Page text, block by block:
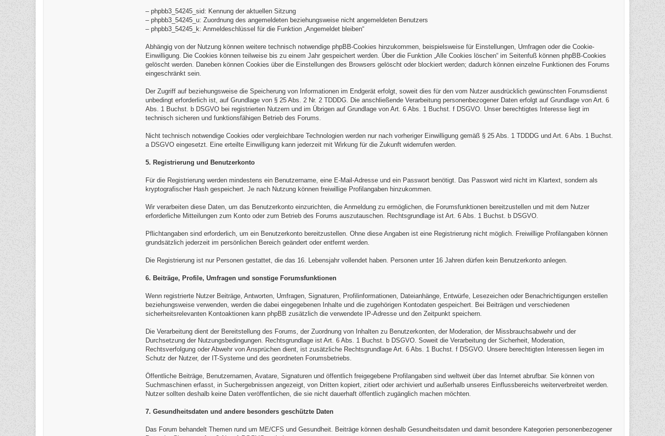
– phpbb3_54245_sid: Kennung der aktuellen Sitzung
– phpbb3_54245_u: Zuordnung des angemeldeten beziehungsweise nicht angemeldeten Benutzers
– phpbb3_54245_k: Anmeldeschlüssel für die Funktion „Angemeldet bleiben“
Abhängig von der Nutzung können weitere technisch notwendige phpBB-Cookies hinzukommen, beispielsweise für Einstellungen, Umfragen oder die Cookie-
Einwilligung. Die Cookies können teilweise bis zu einem Jahr gespeichert werden. Über die Funktion „Alle Cookies löschen“ im Seitenfuß können phpBB-Cookies
gelöscht werden. Daneben können Cookies über die Einstellungen des Browsers gelöscht oder blockiert werden; dadurch können einzelne Funktionen des Forums
eingeschränkt sein.
Der Zugriff auf beziehungsweise die Speicherung von Informationen im Endgerät erfolgt, soweit dies für den vom Nutzer ausdrücklich gewünschten Forumsdienst
unbedingt erforderlich ist, auf Grundlage von § 25 Abs. 2 Nr. 2 TDDDG. Die anschließende Verarbeitung personenbezogener Daten erfolgt auf Grundlage von Art. 6
Abs. 1 Buchst. b DSGVO bei registrierten Nutzern und im Übrigen auf Grundlage von Art. 6 Abs. 1 Buchst. f DSGVO. Unser berechtigtes Interesse liegt im
technisch sicheren und funktionsfähigen Betrieb des Forums.
Nicht technisch notwendige Cookies oder vergleichbare Technologien werden nur nach vorheriger Einwilligung gemäß § 25 Abs. 1 TDDDG und Art. 6 Abs. 1 Buchst.
a DSGVO eingesetzt. Eine erteilte Einwilligung kann jederzeit mit Wirkung für die Zukunft widerrufen werden.
5. Registrierung und Benutzerkonto
Für die Registrierung werden mindestens ein Benutzername, eine E-Mail-Adresse und ein Passwort benötigt. Das Passwort wird nicht im Klartext, sondern als
kryptografischer Hash gespeichert. Je nach Nutzung können freiwillige Profilangaben hinzukommen.
Wir verarbeiten diese Daten, um das Benutzerkonto einzurichten, die Anmeldung zu ermöglichen, die Forumsfunktionen bereitzustellen und mit dem Nutzer
erforderliche Mitteilungen zum Konto oder zum Betrieb des Forums auszutauschen. Rechtsgrundlage ist Art. 6 Abs. 1 Buchst. b DSGVO.
Pflichtangaben sind erforderlich, um ein Benutzerkonto bereitzustellen. Ohne diese Angaben ist eine Registrierung nicht möglich. Freiwillige Profilangaben können
grundsätzlich jederzeit im persönlichen Bereich geändert oder entfernt werden.
Die Registrierung ist nur Personen gestattet, die das 16. Lebensjahr vollendet haben. Personen unter 16 Jahren dürfen kein Benutzerkonto anlegen.
6. Beiträge, Profile, Umfragen und sonstige Forumsfunktionen
Wenn registrierte Nutzer Beiträge, Antworten, Umfragen, Signaturen, Profilinformationen, Dateianhänge, Entwürfe, Lesezeichen oder Benachrichtigungen erstellen
beziehungsweise verwenden, werden die dabei eingegebenen Inhalte und die zugehörigen Kontodaten gespeichert. Bei Beiträgen und verschiedenen
sicherheitsrelevanten Kontoaktionen kann phpBB zusätzlich die verwendete IP-Adresse und den Zeitpunkt speichern.
Die Verarbeitung dient der Bereitstellung des Forums, der Zuordnung von Inhalten zu Benutzerkonten, der Moderation, der Missbrauchsabwehr und der
Durchsetzung der Nutzungsbedingungen. Rechtsgrundlage ist Art. 6 Abs. 1 Buchst. b DSGVO. Soweit die Verarbeitung der Sicherheit, Moderation,
Rechtsverfolgung oder Abwehr von Ansprüchen dient, ist zusätzliche Rechtsgrundlage Art. 6 Abs. 1 Buchst. f DSGVO. Unsere berechtigten Interessen liegen im
Schutz der Nutzer, der IT-Systeme und des geordneten Forumsbetriebs.
Öffentliche Beiträge, Benutzernamen, Avatare, Signaturen und öffentlich freigegebene Profilangaben sind weltweit über das Internet abrufbar. Sie können von
Suchmaschinen erfasst, in Suchergebnissen angezeigt, von Dritten kopiert, zitiert oder archiviert und außerhalb unseres Einflussbereichs weiterverbreitet werden.
Nutzer sollten deshalb keine Daten veröffentlichen, die sie nicht dauerhaft öffentlich zugänglich machen möchten.
7. Gesundheitsdaten und andere besonders geschützte Daten
Das Forum behandelt Themen rund um ME/CFS und Gesundheit. Beiträge können deshalb Gesundheitsdaten und damit besondere Kategorien personenbezogener